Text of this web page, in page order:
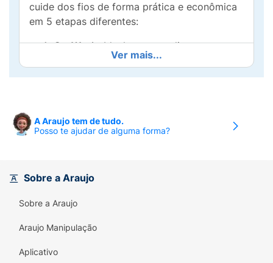
cuide dos fios de forma prática e econômica
em 5 etapas diferentes:
Co-Wash:Ideal para uma limpeza suave
que mantém a saúde dos fios.
Condicionador:
desembaraço imediato e maciez.
profundo em apenas 3 minutos de ação.
Creme para Pentear:
creme promove a reparação profunda dos
Ver mais...
A Araujo tem de tudo.
Posso te ajudar de alguma forma?
Sobre a Araujo
Sobre a Araujo
Araujo Manipulação
Aplicativo